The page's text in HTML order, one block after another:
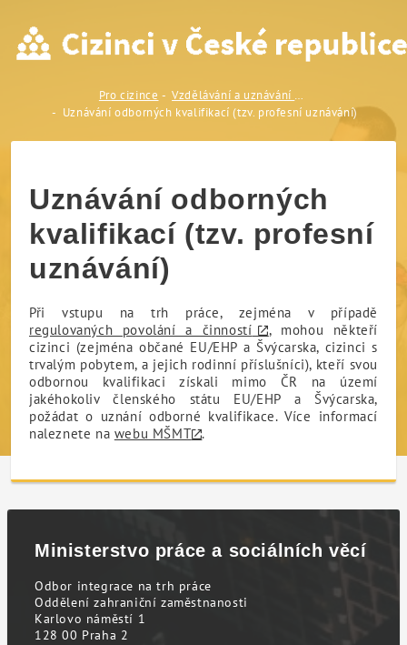
Uznávání odborných
Pro cizince
Vzdělávání a uznávání zahraniční kvalifikace
Uznávání odborných kvalifikací (tzv. profesní uznávání)
Uznávání odborných
kvalifikací (tzv. profesní
uznávání)
Při vstupu na trh práce, zejména v případě
regulovaných povolání a činností
, mohou někteří
cizinci (zejména občané EU/EHP a Švýcarska, cizinci s
trvalým pobytem, a jejich rodinní příslušníci), kteří svou
odbornou kvalifikaci získali mimo ČR na území
jakéhokoliv členského státu EU/EHP a Švýcarska,
požádat o uznání odborné kvalifikace. Více informací
naleznete na webu MŠMT .
Ministerstvo práce a sociálních věcí
Odbor integrace na trh práce
Oddělení zahraniční zaměstnanosti
Karlovo náměstí 1
128 00 Praha 2